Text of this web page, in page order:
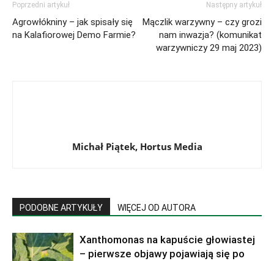
Poprzedni artykuł
Agrowłókniny – jak spisały się
na Kalafiorowej Demo Farmie?
Następny artykuł
Mączlik warzywny – czy grozi
nam inwazja? (komunikat
warzywniczy 29 maj 2023)
Michał Piątek, Hortus Media
PODOBNE ARTYKUŁY WIĘCEJ OD AUTORA
Xanthomonas na kapuście głowiastej
– pierwsze objawy pojawiają się po